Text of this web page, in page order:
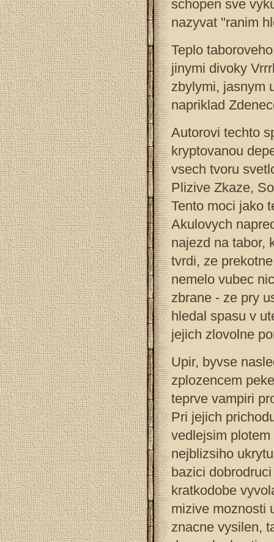
schopen sve
nazyvat "ranim
Teplo
jinymi divoky
zbylymi, jasnym
napriklad
Autorovi techto
kryptovanou
vsech tvoru
Plizive Zkaze,
Tento moci jako
Akulovych
najezd na tabor,
tvrdi, ze
nemelo vubec
zbrane - ze pry
hledal spasu v
jejich zlovolne
Upir, byvse
zplozencem
teprve vampiri
Pri jejich
vedlejsim
nejblizsiho
bazici
kratkodobe
mizive moznosti
znacne vysilen,